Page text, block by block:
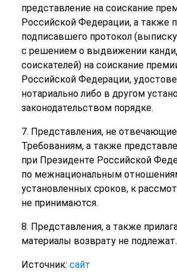
представление на соискание
Российской Федерации, а также
подписавшего протокол
с решением о выдвижении
соискателей) на соискание
Российской Федерации,
нотариально либо в другом
законодательством порядке.
7. Представления, не
Требованиям, а также
при Президенте Российской
по межнациональным
установленных сроков, к
не принимаются.
8. Представления, а также
материалы возврату не подлежат.
Источник: сайт